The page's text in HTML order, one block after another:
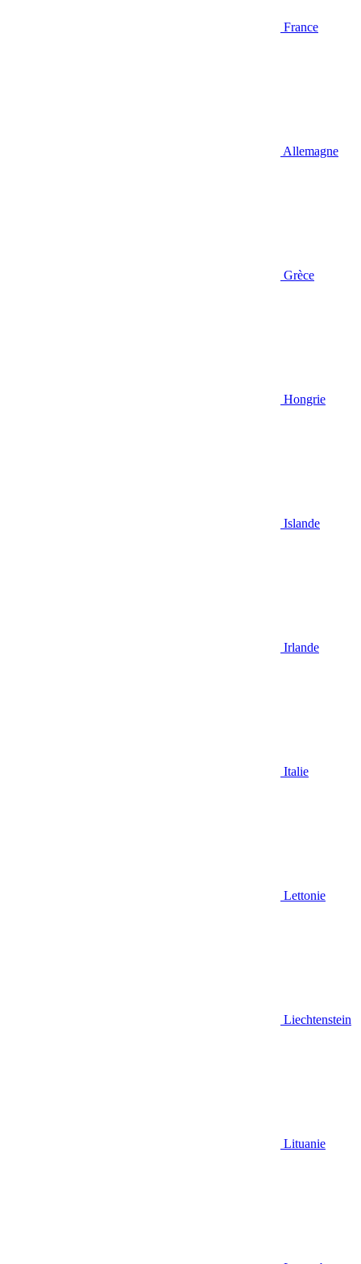
France
Allemagne
Grèce
Hongrie
Islande
Irlande
Italie
Lettonie
Liechtenstein
Lituanie